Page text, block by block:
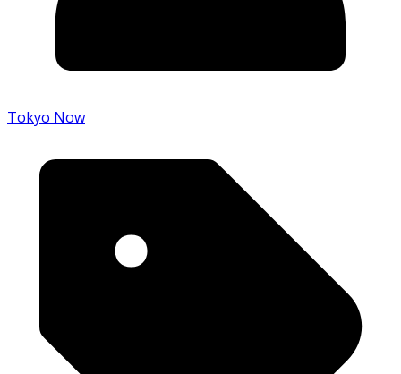
Tokyo Now